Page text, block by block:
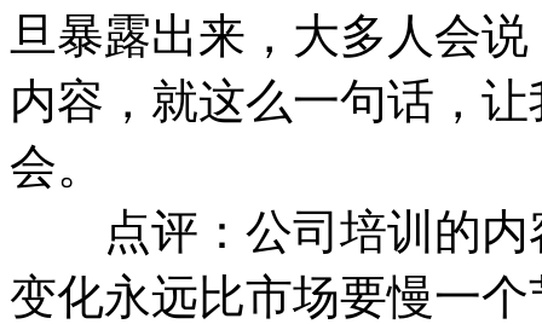
旦暴露出来，大多人会
内容，就这么一句话，
会。
点评：公司培训的内
变化永远比市场要慢一